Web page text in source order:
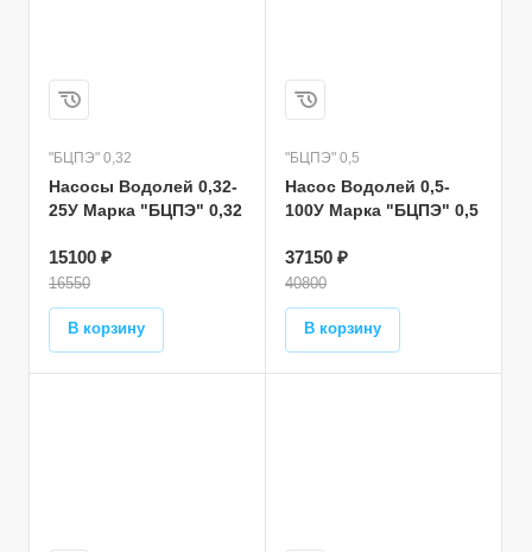
"БЦПЭ" 0,32
Насосы Водолей 0,32-
25У Марка "БЦПЭ" 0,32
15100 ₽
16550
В корзину
"БЦПЭ" 0,5
Насос Водолей 0,5-
100У Марка "БЦПЭ" 0,5
37150 ₽
40800
В корзину